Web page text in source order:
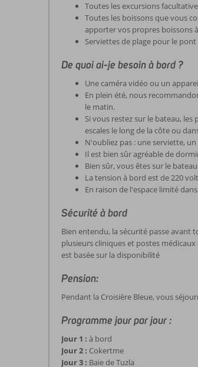
Toutes les excursions
Toutes les boissons que vous
apporter vos propres boissons
Serviettes de plage pour le
De quoi ai-je besoin à bord ?
Une caméra vidéo ou un
En plein été, nous
le matin.
Si vous restez sur le bateau,
escales le long de la côte ou
N'oubliez pas : une serviette,
Il est bien sûr agréable de
Bien sûr, vous êtes sur le
La tension à bord est de 220
En raison de l'espace limité
Sécurité à bord
Bien entendu, la sécurité passe avant
plusieurs cliniques et postes
est basée sur la disponibilité
Pension:
Pendant la Croisière Bleue, vous
Programme jour par jour :
Jour 1 : à bord
Jour 2 : Cokertme
Jour 3 : Baie de Tuzla